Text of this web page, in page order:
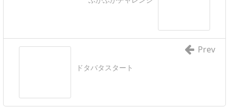
ドタバタスタート
Prev